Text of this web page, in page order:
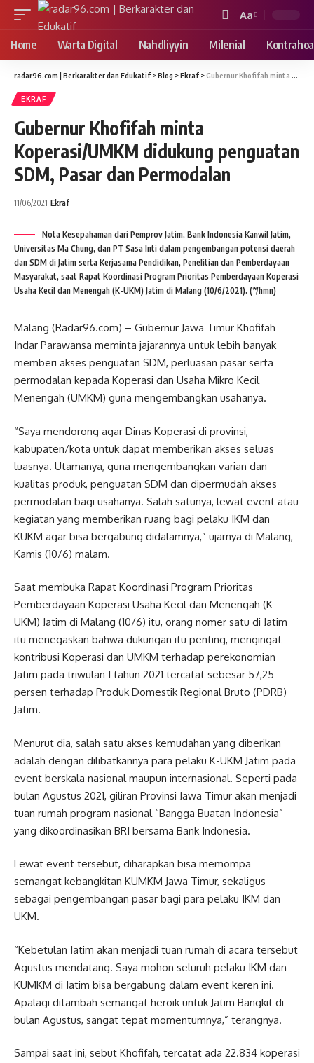
Font
Resizer
Aa
Home Warta Digital Nahdliyyin Milenial
radar96.com | Berkarakter dan Edukatif >Blog >Ekraf >Gubernur Khofifah minta Koperasi/UMKM didukung penguatan SDM, Pasar dan Permodalan
EKRAF
Gubernur Khofifah minta
Koperasi/UMKM didukung penguatan
SDM, Pasar dan Permodalan
11/06/2021 Ekraf
Nota Kesepahaman dari Pemprov Jatim, Bank Indonesia Kanwil Jatim,
Universitas Ma Chung, dan PT Sasa Inti dalam pengembangan potensi daerah
dan SDM di Jatim serta Kerjasama Pendidikan, Penelitian dan Pemberdayaan
Masyarakat, saat Rapat Koordinasi Program Prioritas Pemberdayaan Koperasi
Usaha Kecil dan Menengah (K-UKM) Jatim di Malang (10/6/2021). (*/hmn)
Malang (Radar96.com) – Gubernur Jawa Timur Khofifah
Indar Parawansa meminta jajarannya untuk lebih banyak
memberi akses penguatan SDM, perluasan pasar serta
permodalan kepada Koperasi dan Usaha Mikro Kecil
Menengah (UMKM) guna mengembangkan usahanya.
“Saya mendorong agar Dinas Koperasi di provinsi,
kabupaten/kota untuk dapat memberikan akses seluas
luasnya. Utamanya, guna mengembangkan varian dan
kualitas produk, penguatan SDM dan dipermudah akses
permodalan bagi usahanya. Salah satunya, lewat event atau
kegiatan yang memberikan ruang bagi pelaku IKM dan
KUKM agar bisa bergabung didalamnya,” ujarnya di Malang,
Kamis (10/6) malam.
Saat membuka Rapat Koordinasi Program Prioritas
Pemberdayaan Koperasi Usaha Kecil dan Menengah (K-
UKM) Jatim di Malang (10/6) itu, orang nomer satu di Jatim
itu menegaskan bahwa dukungan itu penting, mengingat
kontribusi Koperasi dan UMKM terhadap perekonomian
Jatim pada triwulan I tahun 2021 tercatat sebesar 57,25
persen terhadap Produk Domestik Regional Bruto (PDRB)
Jatim.
Menurut dia, salah satu akses kemudahan yang diberikan
adalah dengan dilibatkannya para pelaku K-UKM Jatim pada
event berskala nasional maupun internasional. Seperti pada
bulan Agustus 2021, giliran Provinsi Jawa Timur akan menjadi
tuan rumah program nasional “Bangga Buatan Indonesia”
yang dikoordinasikan BRI bersama Bank Indonesia.
Lewat event tersebut, diharapkan bisa memompa
semangat kebangkitan KUMKM Jawa Timur, sekaligus
sebagai pengembangan pasar bagi para pelaku IKM dan
UKM.
“Kebetulan Jatim akan menjadi tuan rumah di acara tersebut
Agustus mendatang. Saya mohon seluruh pelaku IKM dan
KUMKM di Jatim bisa bergabung dalam event keren ini.
Apalagi ditambah semangat heroik untuk Jatim Bangkit di
bulan Agustus, sangat tepat momentumnya,” terangnya.
Sampai saat ini, sebut Khofifah, tercatat ada 22.834 koperasi